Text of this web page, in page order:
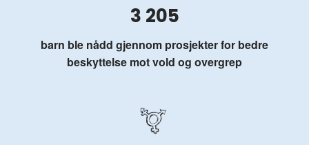
3 205
barn ble nådd gjennom prosjekter for bedre
beskyttelse mot vold og overgrep